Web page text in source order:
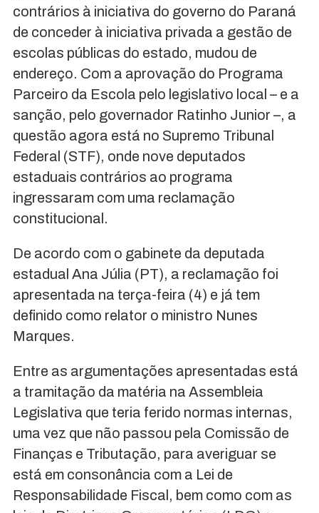
contrários à iniciativa do governo do Paraná
de conceder à iniciativa privada a gestão de
escolas públicas do estado, mudou de
endereço. Com a aprovação do Programa
Parceiro da Escola pelo legislativo local – e a
sanção, pelo governador Ratinho Junior –, a
questão agora está no Supremo Tribunal
Federal (STF), onde nove deputados
estaduais contrários ao programa
ingressaram com uma reclamação
constitucional.
De acordo com o gabinete da deputada
estadual Ana Júlia (PT), a reclamação foi
apresentada na terça-feira (4) e já tem
definido como relator o ministro Nunes
Marques.
Entre as argumentações apresentadas está
a tramitação da matéria na Assembleia
Legislativa que teria ferido normas internas,
uma vez que não passou pela Comissão de
Finanças e Tributação, para averiguar se
está em consonância com a Lei de
Responsabilidade Fiscal, bem como com as